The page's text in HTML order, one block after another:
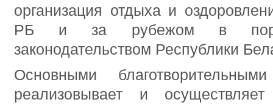
организация отдыха и
РБ и за рубежом в
законодательством Республики
Основными
реализовывает и